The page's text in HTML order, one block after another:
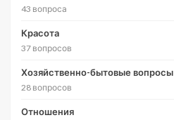
43 вопроса
Красота
37 вопросов
Хозяйственно-бытовые вопросы
28 вопросов
Отношения